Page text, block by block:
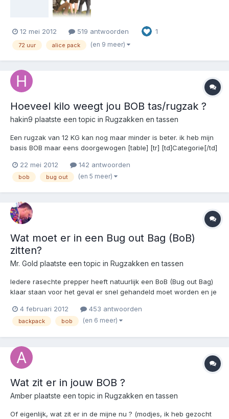
12 mei 2012 519 antwoorden 1
72 uur alice pack (en 9 meer)
Hoeveel kilo weegt jou BOB tas/rugzak ?
hakin9 plaatste een topic in Rugzakken en tassen
Een rugzak van 12 KG kan nog maar minder is beter. ik heb mijn
basis BOB maar eens doorgewogen [table] [tr] [td]Categorie[/td]
spork[/td] [td]20[/td] [/tr] [tr]...
22 mei 2012 142 antwoorden
bob bug out (en 5 meer)
Wat moet er in een Bug out Bag (BoB)
zitten?
Mr. Gold plaatste een topic in Rugzakken en tassen
Iedere rasechte prepper heeft natuurlijk een BoB (Bug out Bag)
klaar staan voor het geval er snel gehandeld moet worden en je
Nederlands gezegd dat je een gevulde rugzak onder hand
bereik hebt staan die je mee neemt als er een (nood) situat...
4 februari 2012 453 antwoorden
backpack bob (en 6 meer)
Wat zit er in jouw BOB ?
Amber plaatste een topic in Rugzakken en tassen
Of eigenlijk, wat zit er in de mijne nu ? (modjes, ik heb gezocht